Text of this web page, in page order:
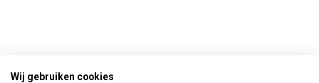
Wij gebruiken cookies